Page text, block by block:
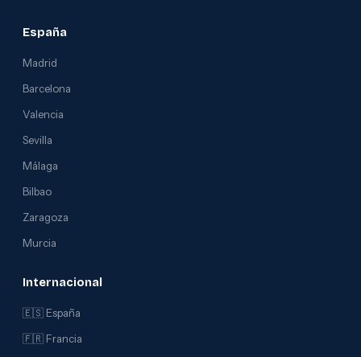
España
Madrid
Barcelona
Valencia
Sevilla
Málaga
Bilbao
Zaragoza
Murcia
Internacional
🇪🇸 España
🇫🇷 Francia